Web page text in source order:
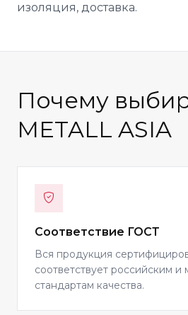
изоляция, доставка.
Почему
METALL ASIA
Соответствие ГОСТ
Вся продукция
соответствует российским
стандартам качества.